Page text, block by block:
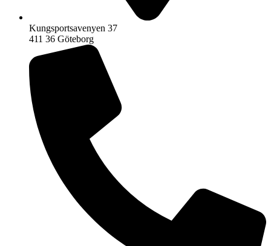
Kungsportsavenyen 37
411 36 Göteborg